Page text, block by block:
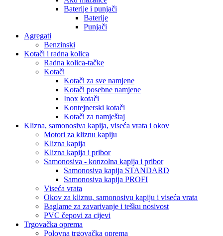
Baterije i punjači
Baterije
Punjači
Agregati
Benzinski
Kotači i radna kolica
Radna kolica-tačke
Kotači
Kotači za sve namjene
Kotači posebne namjene
Inox kotači
Kontejnerski kotači
Kotači za namještaj
Klizna, samonosiva kapija, viseća vrata i okov
Motori za kliznu kapiju
Klizna kapija
Klizna kapija i pribor
Samonosiva - konzolna kapija i pribor
Samonosiva kapija STANDARD
Samonosiva kapija PROFI
Viseća vrata
Okov za kliznu, samonosivu kapiju i viseća vrata
Baglame za zavarivanje i tešku nosivost
PVC čepovi za cijevi
Trgovačka oprema
Polovna trgovačka oprema